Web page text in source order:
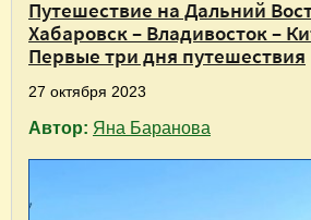
Путешествие на Дальний
Хабаровск – Владивосток –
Первые три дня путешествия
27 октября 2023
Автор: Яна Баранова